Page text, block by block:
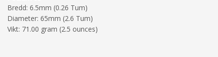
Bredd: 6.5mm (0.26 Tum)
Diameter: 65mm (2.6 Tum)
Vikt: 71.00 gram (2.5 ounces)